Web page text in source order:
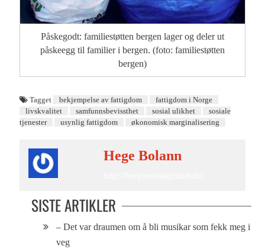
Påskegodt: familiestøtten bergen lager og deler ut
påskeegg til familier i bergen. (foto: familiestøtten
bergen)
Tagget bekjempelse av fattigdom
fattigdom i Norge
livskvalitet
samfunnsbevissthet sosial ulikhet
sosiale
tjenester
usynlig fattigdom økonomisk marginalisering
Hege Bolann
SISTE ARTIKLER
– Det var draumen om å bli musikar som fekk meg i
veg